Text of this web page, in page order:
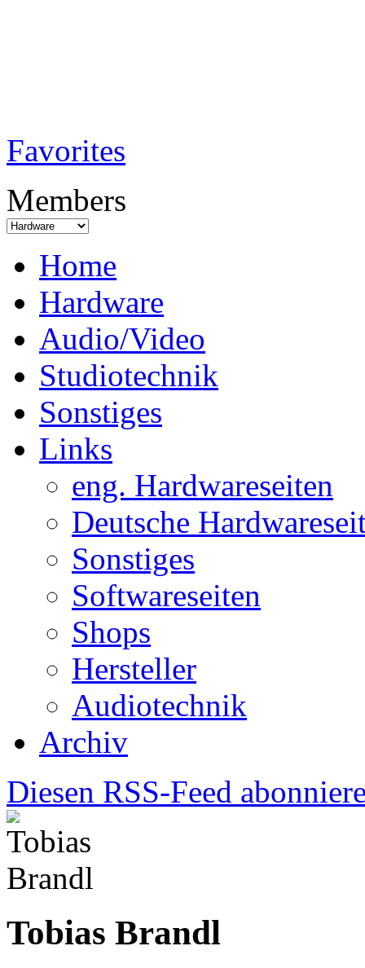
Favorites
Members
Home
Hardware
Audio/Video
Studiotechnik
Sonstiges
Links
eng. Hardwareseiten
Deutsche
Sonstiges
Softwareseiten
Shops
Hersteller
Audiotechnik
Archiv
Diesen RSS-Feed
Tobias Brandl